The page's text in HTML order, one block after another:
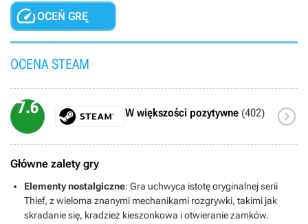
OCEŃ GRĘ
OCENA STEAM
7.6 W większości pozytywne (402) 
Główne zalety gry
Elementy nostalgiczne: Gra uchwyca istotę oryginalnej serii
Thief, z wieloma znanymi mechanikami rozgrywki, takimi jak
skradanie się, kradzież kieszonkowa i otwieranie zamków.